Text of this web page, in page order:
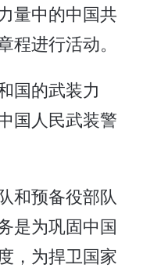
量中的中国共
程进行活动。
国的武装力
国人民武装警
和预备役部队
是为巩固中国
，为捍卫国家